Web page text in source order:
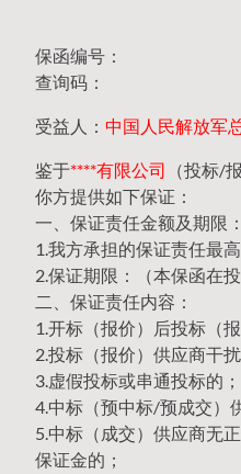
保函编号：
查询码：
受益人： 中国人民解放军
鉴于****有限公司 （投标/
你方提供如下保证：
一、保证责任金额及期限：
1.我方承担的保证责任最
2.保证期限：（本保函在
二、保证责任内容：
1.开标（报价）后投标（
2.投标（报价）供应商干
3.虚假投标或串通投标的；
4.中标（预中标/预成交）
5.中标（成交）供应商无
保证金的；